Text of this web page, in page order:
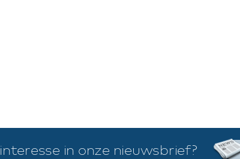
interesse in onze nieuwsbrief?